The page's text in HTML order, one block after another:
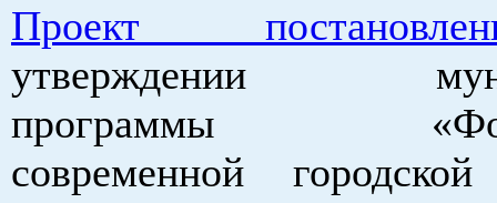
Проект
утверждении
программы
современной